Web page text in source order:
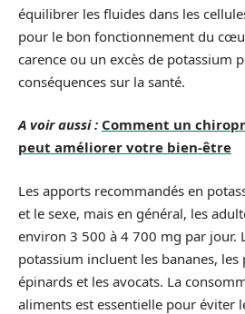
équilibrer les fluides dans les
pour le bon fonctionnement du
carence ou un excès de potassium
conséquences sur la santé.
A voir aussi : Comment un
peut améliorer votre bien-être
Les apports recommandés en
et le sexe, mais en général, les
environ 3 500 à 4 700 mg par jour.
potassium incluent les bananes, les
épinards et les avocats. La
aliments est essentielle pour éviter